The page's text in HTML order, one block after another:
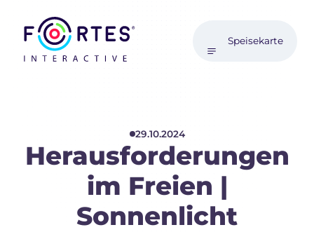
Speisekarte
29.10.2024
Herausforderungen
im Freien |
Sonnenlicht